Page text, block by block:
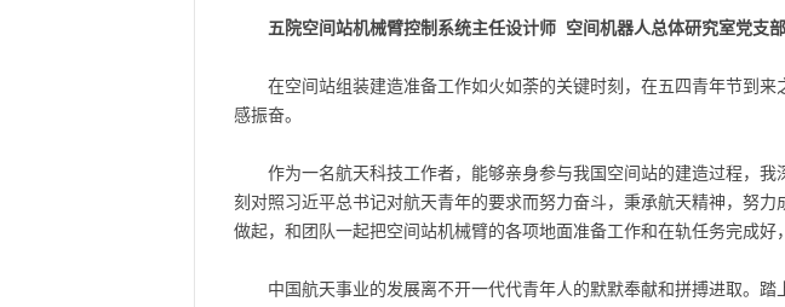
五院空间站机械臂控制系统主任设计师 空间机器人总体研究室党支
在空间站组装建造准备工作如火如荼的关键时刻，在五四青年节到
感振奋。
作为一名航天科技工作者，能够亲身参与我国空间站的建造过程，
刻对照习近平总书记对航天青年的要求而努力奋斗，秉承航天精神，努
做起，和团队一起把空间站机械臂的各项地面准备工作和在轨任务完成好
中国航天事业的发展离不开一代代青年人的默默奉献和拼搏进取。